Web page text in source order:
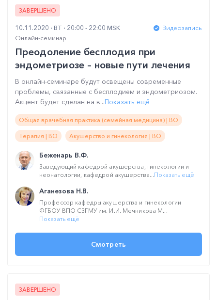
ЗАВЕРШЕНО
10.11.2020 ВТ 20:00 - 22:00 MSK
Видеозапись
Онлайн-семинар
Преодоление бесплодия при
эндометриозе – новые пути лечения
В онлайн-семинаре будут освещены современные
проблемы, связанные с бесплодием и эндометриозом.
Акцент будет сделан на в...Показать ещё
Общая врачебная практика (семейная медицина) | ВО
Терапия | ВО Акушерство и гинекология | ВО
Беженарь В.Ф.
Заведующий кафедрой акушерства, гинекологии и
неонатологии, кафедрой акушерства...Показать ещё
Аганезова Н.В.
Профессор кафедры акушерства и гинекологии
ФГБОУ ВПО СЗГМУ им. И.И. Мечникова М...
Показать ещё
Смотреть
ЗАВЕРШЕНО